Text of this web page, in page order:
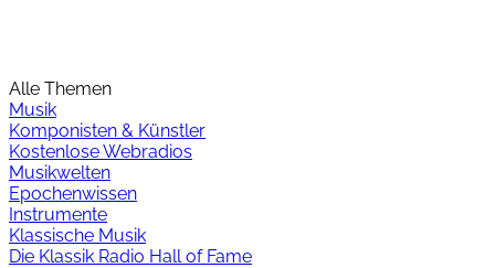
Alle Themen
Musik
Komponisten & Künstler
Kostenlose Webradios
Musikwelten
Epochenwissen
Instrumente
Klassische Musik
Die Klassik Radio Hall of Fame